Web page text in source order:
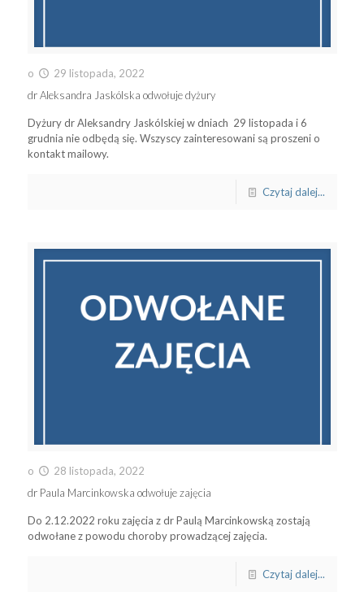
o
29 listopada, 2022
dr Aleksandra Jaskólska odwołuje dyżury
Dyżury dr Aleksandry Jaskólskiej w dniach 29 listopada i 6
grudnia nie odbędą się. Wszyscy zainteresowani są proszeni o
kontakt mailowy.
Czytaj dalej...
o
28 listopada, 2022
dr Paula Marcinkowska odwołuje zajęcia
Do 2.12.2022 roku zajęcia z dr Paulą Marcinkowską zostają
odwołane z powodu choroby prowadzącej zajęcia.
Czytaj dalej...